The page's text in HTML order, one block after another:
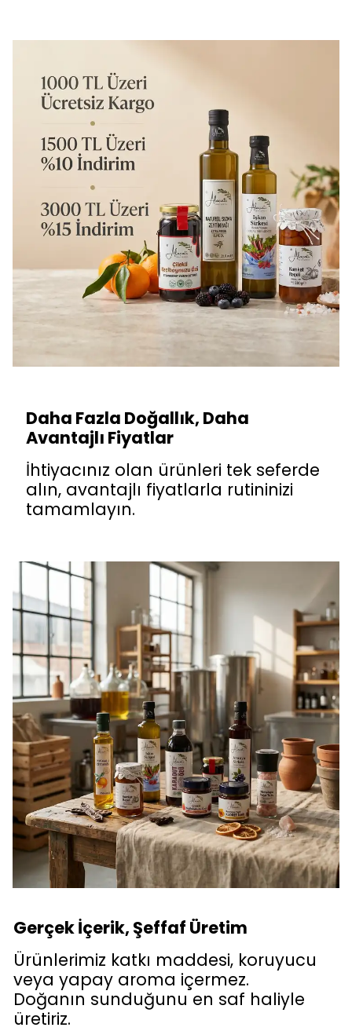
Daha Fazla Doğallık, Daha
Avantajlı Fiyatlar
İhtiyacınız olan ürünleri tek seferde
alın, avantajlı fiyatlarla rutininizi
tamamlayın.
Gerçek İçerik, Şeffaf Üretim
Ürünlerimiz katkı maddesi, koruyucu
veya yapay aroma içermez.
Doğanın sunduğunu en saf haliyle
üretiriz.